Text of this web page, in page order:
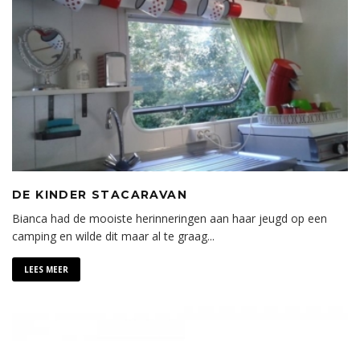
DE KINDER STACARAVAN
Bianca had de mooiste herinneringen aan haar jeugd op een
camping en wilde dit maar al te graag...
LEES MEER